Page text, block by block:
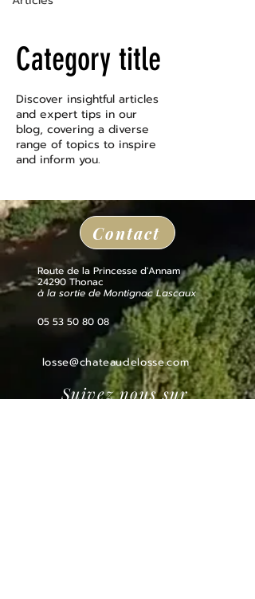
Category title
Discover insightful articles
and expert tips in our
blog, covering a diverse
range of topics to inspire
and inform you.
Contact
Route de la Princesse d'Annam
24290 Thonac
à la sortie de Montignac Lascaux
05 53 50 80 08
losse@chateaudelosse.com
Suivez nous sur